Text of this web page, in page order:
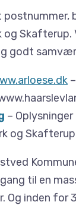
og
godt
–
og
til en
Og inden